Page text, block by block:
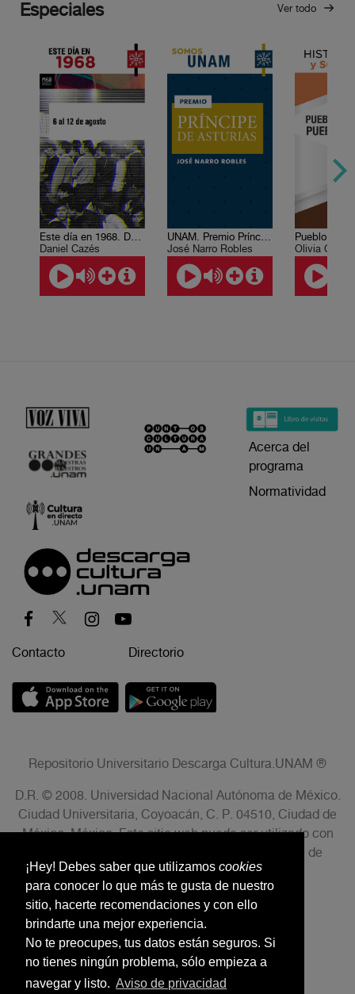
¡Hey! Debes saber que utilizamos cookies
para conocer lo que más te gusta de nuestro
sitio, hacerte recomendaciones y con ello
brindarte una mejor experiencia.
No te preocupes, tus datos están seguros. Si
no tienes ningún problema, sólo empieza a
navegar y listo. Aviso de privacidad
Especiales Ver todo
Este día en 1968. Del 6 al 12 de agosto
Daniel Cazés
UNAM. Premio Príncipe de Asturias, de Comunicación y Humanidades, 2009
José Narro Robles
Olivia Gall
Acerca del
programa
Normatividad
Contacto Directorio
Repositorio Universitario Descarga Cultura.UNAM ®
D.R. © 2008. Universidad Nacional Autónoma de México.
Ciudad Universitaria, Coyoacán, C. P. 04510, Ciudad de
México, México. Este sitio web puede ser utilizado con
fines no lucrativos siempre que se cite la fuente de
conformidad con el AVISO LEGAL.